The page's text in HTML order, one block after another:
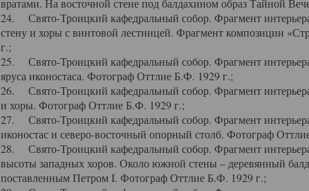
вратами. На восточной стене под балдахином образ Тайной
24. Свято-Троицкий кафедральный собор. Фрагмент
стену и хоры с винтовой лестницей. Фрагмент композиции
г.;
25. Свято-Троицкий кафедральный собор. Фрагмент
яруса иконостаса. Фотограф Оттлие Б.Ф. 1929 г.;
26. Свято-Троицкий кафедральный собор. Фрагмент
и хоры. Фотограф Оттлие Б.Ф. 1929 г.;
27. Свято-Троицкий кафедральный собор. Фрагмент
иконостас и северо-восточный опорный столб. Фотограф
28. Свято-Троицкий кафедральный собор. Фрагмент
высоты западных хоров. Около южной стены – деревянный
поставленным Петром I. Фотограф Оттлие Б.Ф. 1929 г.;